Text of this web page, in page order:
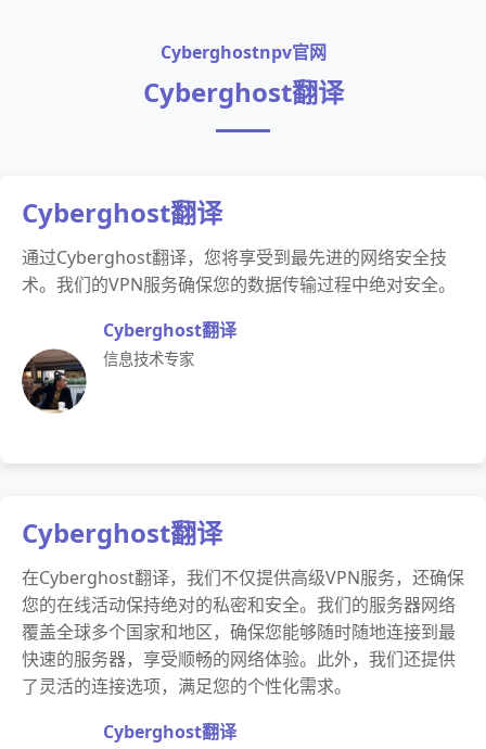
Cyberghostnpv官网
Cyberghost翻译
Cyberghost翻译
通过Cyberghost翻译，您将享受到最先进的网络安全技
术。我们的VPN服务确保您的数据传输过程中绝对安全。
Cyberghost翻译
信息技术专家
Cyberghost翻译
在Cyberghost翻译，我们不仅提供高级VPN服务，还确保
您的在线活动保持绝对的私密和安全。我们的服务器网络
覆盖全球多个国家和地区，确保您能够随时随地连接到最
快速的服务器，享受顺畅的网络体验。此外，我们还提供
了灵活的连接选项，满足您的个性化需求。
Cyberghost翻译